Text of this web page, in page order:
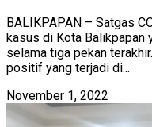
BALIKPAPAN – Satgas
kasus di Kota Balikpapan
selama tiga pekan
positif yang terjadi di...
November 1, 2022